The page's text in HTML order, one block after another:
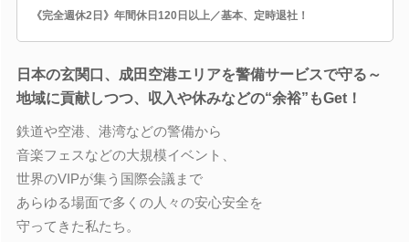
《完全週休2日》年間休日120日以上／基本、定時退社！
日本の玄関口、成田空港エリアを警備サービスで守る～
地域に貢献しつつ、収入や休みなどの“余裕”もGet！
鉄道や空港、港湾などの警備から
音楽フェスなどの大規模イベント、
世界のVIPが集う国際会議まで
あらゆる場面で多くの人々の安心安全を
守ってきた私たち。